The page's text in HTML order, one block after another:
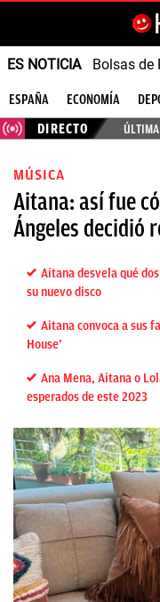
ES NOTICIA Bolsas de
ESPAÑA ECONOMÍA
DIRECTO
ÚLTIMA
MÚSICA
Aitana: así fue
Ángeles decidió
Aitana desvela qué
su nuevo disco
Aitana convoca a sus
House’
Ana Mena, Aitana o
esperados de este 2023